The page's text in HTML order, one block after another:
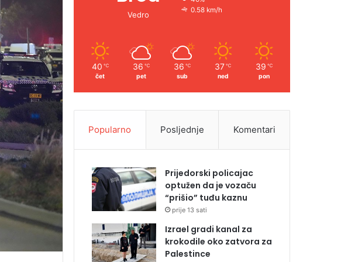
Vedro
0.58 km/h
40 ℃
čet
36 ℃
pet
36 ℃
sub
37 ℃
ned
39 ℃
pon
Popularno Posljednje Komentari
Prijedorski policajac
optužen da je vozaču
“prišio” tuđu kaznu
prije 13 sati
Izrael gradi kanal za
krokodile oko zatvora za
Palestince